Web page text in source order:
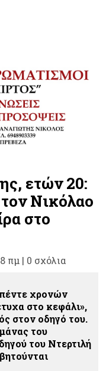
ετών 20:
Νικόλαο
στο
πμ | 0 σχόλια
χρονών
στο κεφάλι»,
στον οδηγό του.
του
του Ντερτιλή